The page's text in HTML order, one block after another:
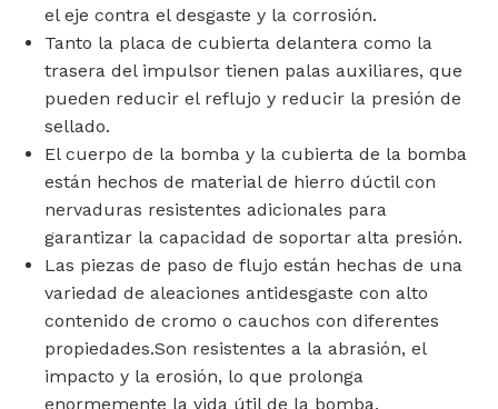
el eje contra el desgaste y la corrosión.
Tanto la placa de cubierta delantera como la
trasera del impulsor tienen palas auxiliares, que
pueden reducir el reflujo y reducir la presión de
sellado.
El cuerpo de la bomba y la cubierta de la bomba
están hechos de material de hierro dúctil con
nervaduras resistentes adicionales para
garantizar la capacidad de soportar alta presión.
Las piezas de paso de flujo están hechas de una
variedad de aleaciones antidesgaste con alto
contenido de cromo o cauchos con diferentes
propiedades.Son resistentes a la abrasión, el
impacto y la erosión, lo que prolonga
enormemente la vida útil de la bomba.